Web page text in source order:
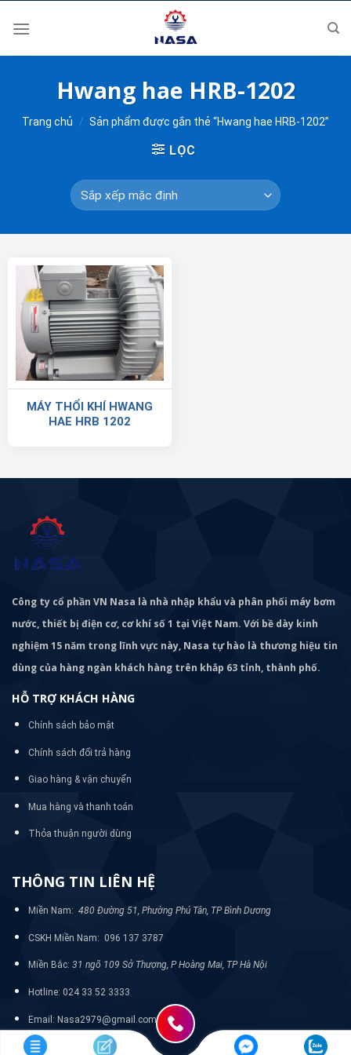
Hwang hae HRB-1202
Trang chủ / Sản phẩm được gắn thẻ “Hwang hae HRB-1202”
LỌC
MÁY THỔI KHÍ HWANG
HAE HRB 1202
Công ty cổ phần VN Nasa là nhà nhập khẩu và phân phối máy bơm
nước, thiết bị điện cơ, cơ khí số 1 tại Việt Nam. Với bề dày kinh
nghiệm 15 năm trong lĩnh vực này, Nasa tự hào là thương hiệu tin
dùng của hàng ngàn khách hàng trên khắp 63 tỉnh, thành phố.
HỖ TRỢ KHÁCH HÀNG
Chính sách bảo mật
Chính sách đổi trả hàng
Giao hàng & vận chuyển
Mua hàng và thanh toán
Thỏa thuận người dùng
THÔNG TIN LIÊN HỆ
Miền Nam: 480 Đường 51, Phường Phú Tân, TP Bình Dương
CSKH Miền Nam: 096 137 3787
Miền Bắc: 31 ngõ 109 Sở Thượng, P Hoàng Mai, TP Hà Nội
Hotline: 024 33 52 3333
Email: Nasa2979@gmail.com